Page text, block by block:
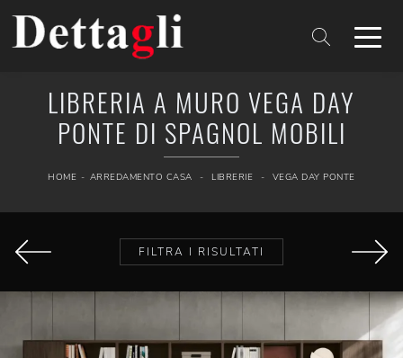
LIBRERIA A MURO VEGA DAY
PONTE DI SPAGNOL MOBILI
HOME - ARREDAMENTO CASA - LIBRERIE - VEGA DAY PONTE
FILTRA I RISULTATI